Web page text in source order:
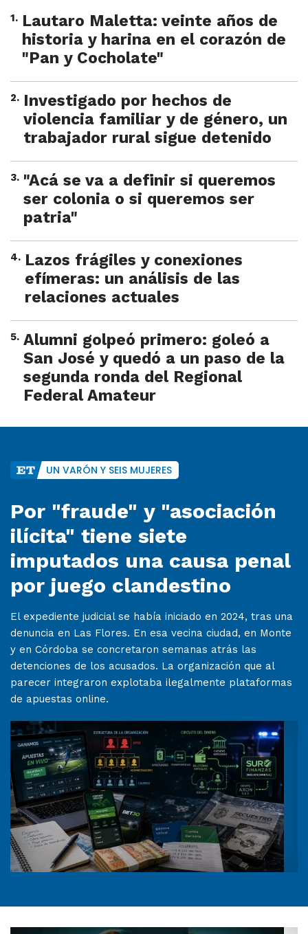
1. Lautaro Maletta: veinte años de
historia y harina en el corazón de
"Pan y Cocholate"
2. Investigado por hechos de
violencia familiar y de género, un
trabajador rural sigue detenido
3. "Acá se va a definir si queremos
ser colonia o si queremos ser
patria"
4. Lazos frágiles y conexiones
efímeras: un análisis de las
relaciones actuales
5. Alumni golpeó primero: goleó a
San José y quedó a un paso de la
segunda ronda del Regional
Federal Amateur
UN VARÓN Y SEIS MUJERES
Por "fraude" y "asociación
ilícita" tiene siete
imputados una causa penal
por juego clandestino
El expediente judicial se había iniciado en 2024, tras una
denuncia en Las Flores. En esa vecina ciudad, en Monte
y en Córdoba se concretaron semanas atrás las
detenciones de los acusados. La organización que al
parecer integraron explotaba ilegalmente plataformas
de apuestas online.